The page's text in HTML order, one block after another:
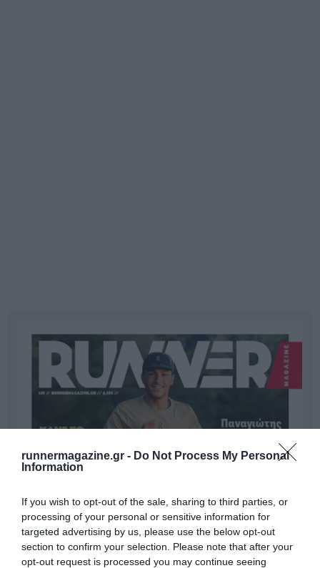
runnermagazine.gr - Do Not Process My Personal
Information
If you wish to opt-out of the sale, sharing to third parties, or
processing of your personal or sensitive information for
targeted advertising by us, please use the below opt-out
section to confirm your selection. Please note that after your
opt-out request is processed you may continue seeing